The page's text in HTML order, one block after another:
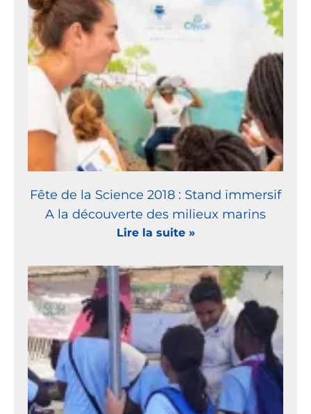
Fête de la Science 2018 : Stand immersif
A la découverte des milieux marins
Lire la suite »